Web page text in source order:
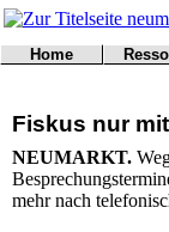
Fiskus nur
NEUMARKT.
mehr nach
Home
Notfall
Impressum